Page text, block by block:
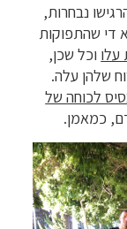
נבחרות,
די שהתפוקות
עלו וכל שכן,
שלהן עלה.
לכוחה של
כמאמן.